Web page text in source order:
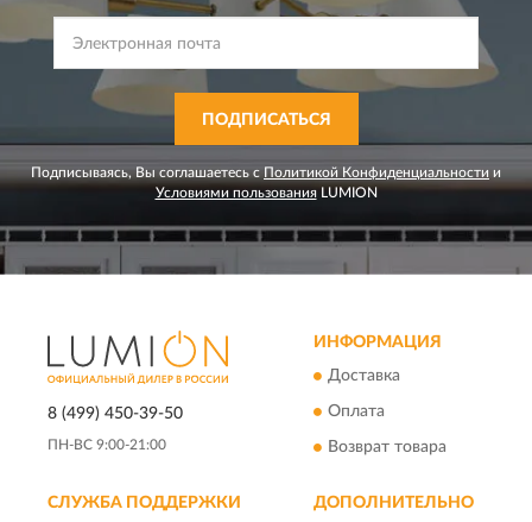
ПОДПИСАТЬСЯ
Подписываясь, Вы соглашаетесь с Политикой Конфиденциальности и
Условиями пользованияLUMION
8 (499) 450-39-50
ПН-ВС 9:00-21:00
ИНФОРМАЦИЯ
Доставка
Оплата
Возврат товара
СЛУЖБА ПОДДЕРЖКИ ДОПОЛНИТЕЛЬНО